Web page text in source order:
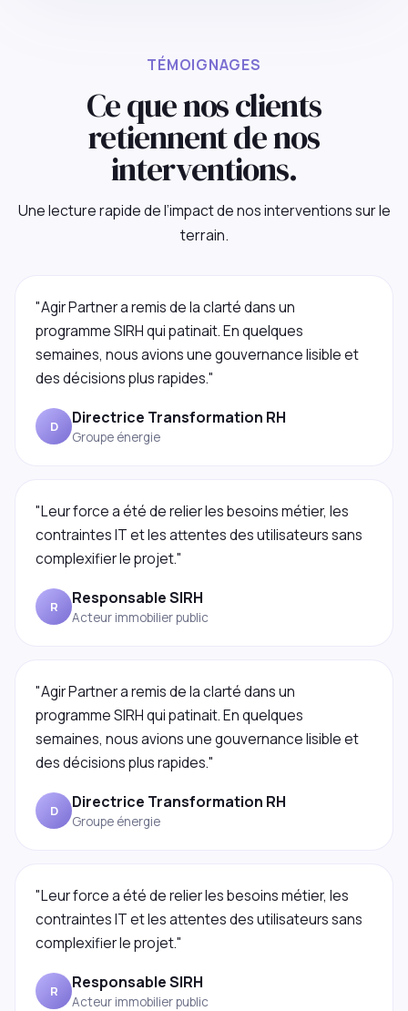
TÉMOIGNAGES
Ce que nos clients
retiennent de nos
interventions.
Une lecture rapide de l’impact de nos interventions sur le
terrain.
"Agir Partner a remis de la clarté dans un
programme SIRH qui patinait. En quelques
semaines, nous avions une gouvernance lisible et
des décisions plus rapides."
D Directrice Transformation RH
Groupe énergie
"Leur force a été de relier les besoins métier, les
contraintes IT et les attentes des utilisateurs sans
complexifier le projet."
R Responsable SIRH
Acteur immobilier public
"Agir Partner a remis de la clarté dans un
programme SIRH qui patinait. En quelques
semaines, nous avions une gouvernance lisible et
des décisions plus rapides."
D Directrice Transformation RH
Groupe énergie
"Leur force a été de relier les besoins métier, les
contraintes IT et les attentes des utilisateurs sans
complexifier le projet."
R Responsable SIRH
Acteur immobilier public